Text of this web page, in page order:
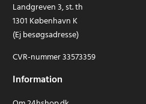
Landgreven 3, st. th
1301 København K
(Ej besøgsadresse)
CVR-nummer 33573359
Information